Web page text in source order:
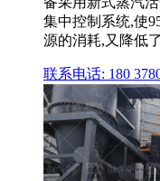
集中控制系统,使
源的消耗,又降低
联系电话: 180